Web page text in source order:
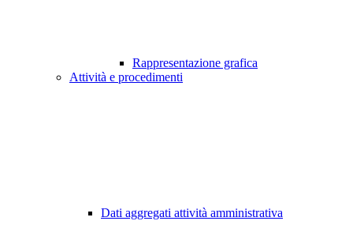
Rappresentazione grafica
Attività e procedimenti
Dati aggregati attività amministrativa